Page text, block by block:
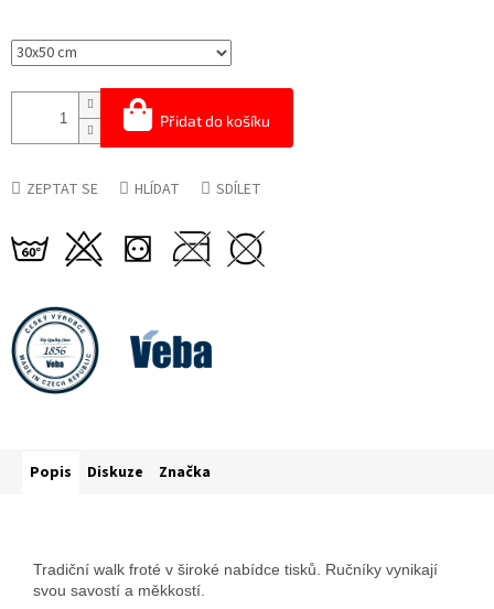
Přidat do košíku
ZEPTAT SE HLÍDAT SDÍLET
Popis Diskuze Značka
Tradiční walk froté v široké nabídce tisků. Ručníky vynikají
svou savostí a měkkostí.